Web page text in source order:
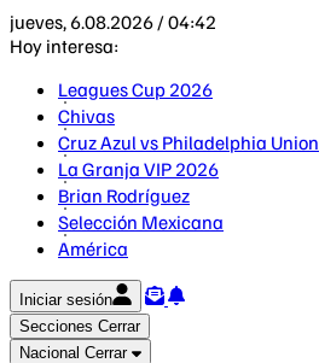
jueves, 6.08.2026 / 04:42
Hoy interesa:
Leagues Cup 2026
Chivas
Cruz Azul vs Philadelphia Union
La Granja VIP 2026
Brian Rodríguez
Selección Mexicana
América
Iniciar sesión
Secciones Cerrar
Nacional Cerrar